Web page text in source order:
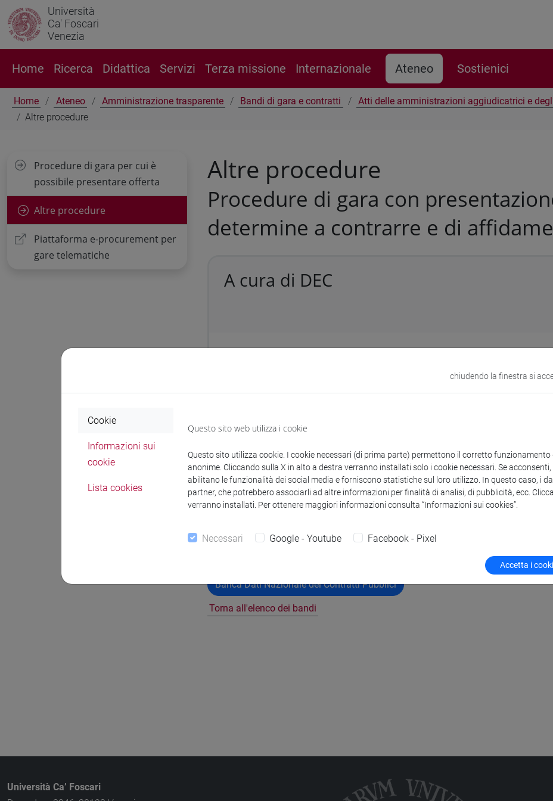
Università
Ca' Foscari
Venezia
Home Ricerca Didattica Servizi Terza missione Internazionale Ateneo Sostienici
Home Ateneo Amministrazione trasparente Bandi di gara e contratti
Atti delle amministrazioni aggiudicatrici e
Altre procedure
Altre procedure
Procedure di gara con
determine a contrarre e di
A cura di DEC
Affidamento diretto per il servizio di pubblicazione di copie a stampa del
Documenti collegati al bando
copertina.pdf
Banca Dati Nazionale dei Contratti Pubblici
Torna all'elenco dei bandi
Procedure di gara per cui è
possibile presentare offerta
Altre procedure
Piattaforma e-procurement per
gare telematiche
Università Ca’ Foscari
chiudendo la finestra si
Cookie
Informazioni sui
cookie
Lista cookies
Questo sito web utilizza i cookie
Questo sito utilizza cookie. I cookie necessari (di prima parte) permettono il corretto
anonime. Cliccando sulla X in alto a destra verranno installati solo i cookie necessari. Se
abilitano le funzionalità dei social media e forniscono statistiche sul loro utilizzo. In questo caso, i
partner, che potrebbero associarli ad altre informazioni per finalità di analisi, di pubblicità, ecc.
verranno installati. Per ottenere maggiori informazioni consulta “Informazioni sui cookies”.
Necessari Google - Youtube Facebook - Pixel
Accetta i